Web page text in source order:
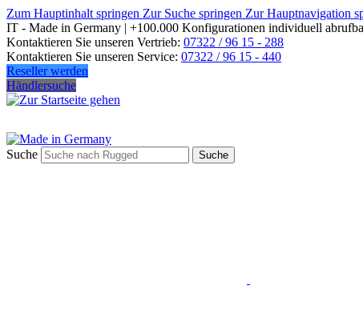
Zum Hauptinhalt springen Zur Suche springen Zur Hauptnavigation
IT - Made in Germany | +100.000 Konfigurationen individuell
Kontaktieren Sie unseren Vertrieb: 07322 / 96 15 - 288
Kontaktieren Sie unseren Service: 07322 / 96 15 - 440
Reseller werden
Händlersuche
Suche Suche